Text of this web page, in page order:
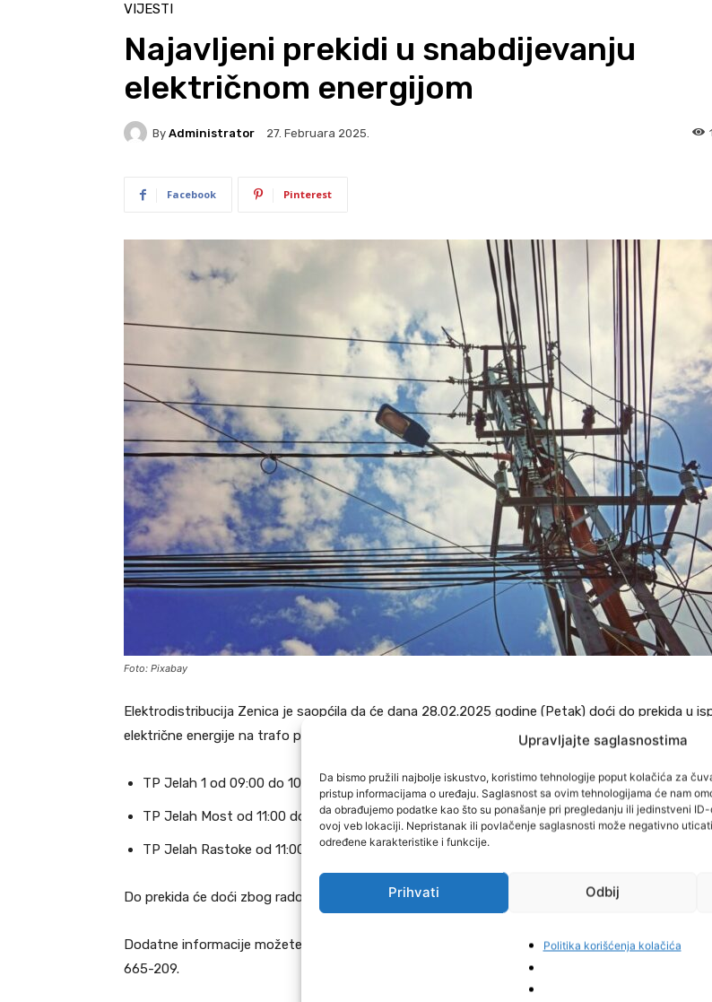
Upravljajte saglasnostima
Da bismo pružili najbolje iskustvo, koristimo tehnologije poput kolačića za
pristup informacijama o uređaju. Saglasnost sa ovim tehnologijama će nam
da obrađujemo podatke kao što su ponašanje pri pregledanju ili jedinstveni
ovoj veb lokaciji. Nepristanak ili povlačenje saglasnosti može negativno
određene karakteristike i funkcije.
Prihvati Odbij
Politika korišćenja kolačića
VIJESTI
Najavljeni prekidi u snabdijevanju
električnom energijom
By Administrator 27. Februara 2025.
Facebook Pinterest
Foto: Pixabay
Elektrodistribucija Zenica je saopćila da će dana 28.02.2025 godine (Petak) doći do prekida u
električne energije na trafo području:
TP Jelah 1 od 09:00 do 10:30
TP Jelah Most od 11:00 do 12:30
TP Jelah Rastoke od 11:00 do 12:30 sati.
Do prekida će doći zbog radova na elektro energetskim objektima.
Dodatne informacije možete dobiti na telefon 032-665-222; 032-665-225; 032-665-204; 032-
665-209.